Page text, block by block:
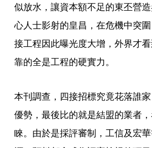
似放水，讓資本額不足的東丕營
心人士影射的皇昌，在危機中突
接工程因此曝光度大增，外界才
靠的全是工程的硬實力。
本刊調查，四接招標究竟花落誰
優勢，最後比的就是結盟的業者
睞。由於是採評審制，工信及宏